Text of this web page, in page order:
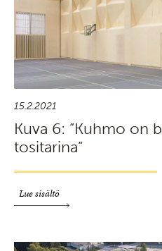
15.2.2021
Kuva 6: ”Kuhmo on
tositarina”
Lue sisältö